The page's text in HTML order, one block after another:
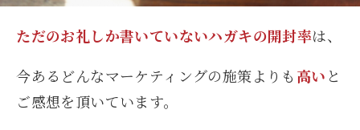
ただのお礼しか書いていないハガキの開封率は、
今あるどんなマーケティングの施策よりも 高い と
ご感想を頂いています。